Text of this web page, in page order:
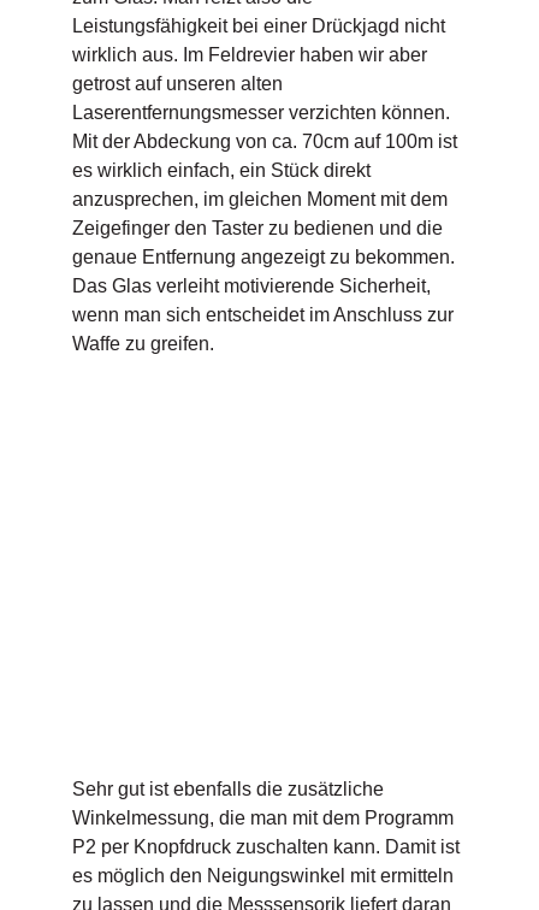
Leistungsfähigkeit bei einer Drückjagd nicht
wirklich aus. Im Feldrevier haben wir aber
getrost auf unseren alten
Laserentfernungsmesser verzichten können.
Mit der Abdeckung von ca. 70cm auf 100m ist
es wirklich einfach, ein Stück direkt
anzusprechen, im gleichen Moment mit dem
Zeigefinger den Taster zu bedienen und die
genaue Entfernung angezeigt zu bekommen.
Das Glas verleiht motivierende Sicherheit,
wenn man sich entscheidet im Anschluss zur
Waffe zu greifen.
Sehr gut ist ebenfalls die zusätzliche
Winkelmessung, die man mit dem Programm
P2 per Knopfdruck zuschalten kann. Damit ist
es möglich den Neigungswinkel mit ermitteln
zu lassen und die Messsensorik liefert daran